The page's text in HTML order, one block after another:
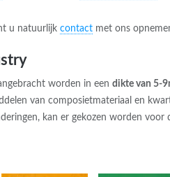
u natuurlijk contactmet ons
worden in een dikte van 5-
van composietmateriaal en
kan er gekozen worden voor